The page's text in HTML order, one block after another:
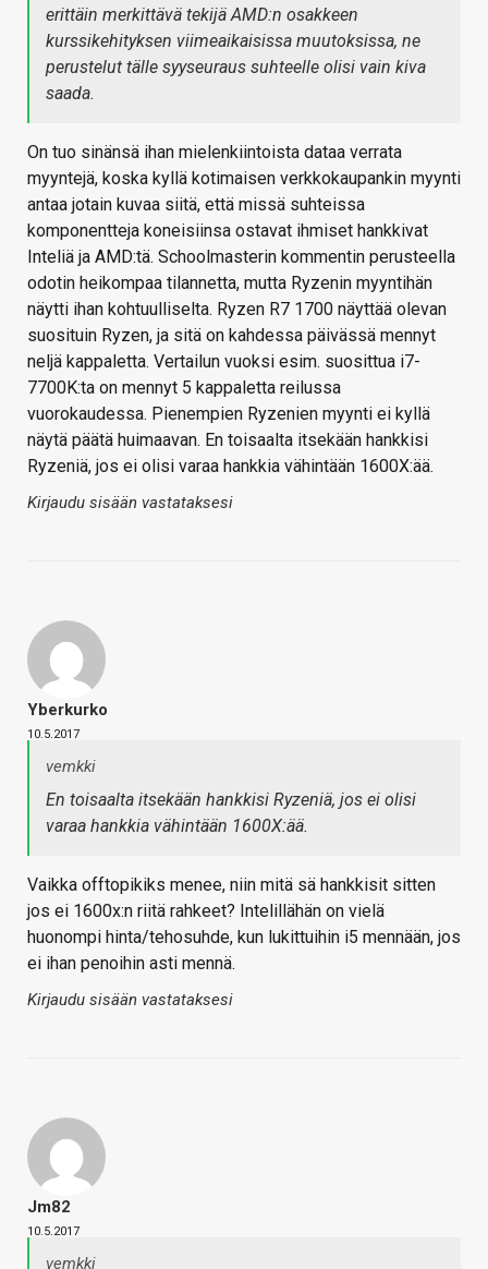
erittäin merkittävä tekijä AMD:n osakkeen
kurssikehityksen viimeaikaisissa muutoksissa, ne
perustelut tälle syyseuraus suhteelle olisi vain kiva
saada.
On tuo sinänsä ihan mielenkiintoista dataa verrata
myyntejä, koska kyllä kotimaisen verkkokaupankin myynti
antaa jotain kuvaa siitä, että missä suhteissa
komponentteja koneisiinsa ostavat ihmiset hankkivat
Inteliä ja AMD:tä. Schoolmasterin kommentin perusteella
odotin heikompaa tilannetta, mutta Ryzenin myyntihän
näytti ihan kohtuulliselta. Ryzen R7 1700 näyttää olevan
suosituin Ryzen, ja sitä on kahdessa päivässä mennyt
neljä kappaletta. Vertailun vuoksi esim. suosittua i7-
7700K:ta on mennyt 5 kappaletta reilussa
vuorokaudessa. Pienempien Ryzenien myynti ei kyllä
näytä päätä huimaavan. En toisaalta itsekään hankkisi
Ryzeniä, jos ei olisi varaa hankkia vähintään 1600X:ää.
Kirjaudu sisään vastataksesi
Yberkurko
10.5.2017
vemkki
En toisaalta itsekään hankkisi Ryzeniä, jos ei olisi
varaa hankkia vähintään 1600X:ää.
Vaikka offtopikiks menee, niin mitä sä hankkisit sitten
jos ei 1600x:n riitä rahkeet? Intelillähän on vielä
huonompi hinta/tehosuhde, kun lukittuihin i5 mennään, jos
ei ihan penoihin asti mennä.
Kirjaudu sisään vastataksesi
Jm82
10.5.2017
vemkki